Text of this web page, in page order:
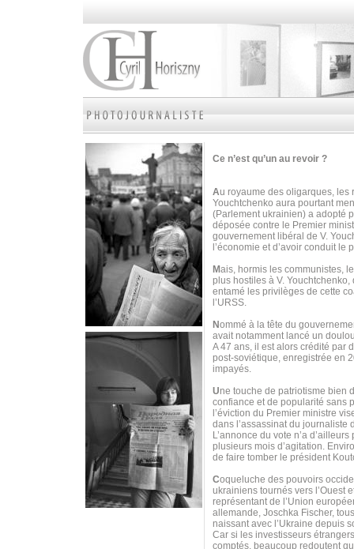
Ce n’est qu’un au revoir ?
Au royaume des oligarques, les
Youchtchenko aura pourtant
(Parlement ukrainien) a adopté
déposée contre le Premier
gouvernement libéral de V.
l’économie et d’avoir conduit le
Mais, hormis les communistes,
plus hostiles à V.
entamé les privilèges de cette
l’URSS.
Nommé à la tête du
avait notamment lancé un
A 47 ans, il est alors crédité par
post-soviétique, enregistrée en
impayés.
Une touche de patriotisme bien
confiance et de popularité sans
l’éviction du Premier ministre
dans l’assassinat du journaliste
L’annonce du vote n’a
plusieurs mois d’agitation.
de faire tomber le président
Coqueluche des pouvoirs
ukrainiens tournés vers l’Ouest
représentant de l’Union
allemande, Joschka Fischer,
naissant avec l’Ukraine depuis
Car si les investisseurs
comptés, beaucoup redoutent